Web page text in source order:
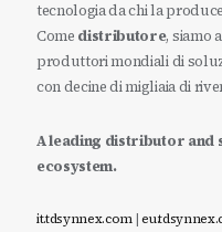
tecnologia da chi la
Come distributore, siamo
produttori mondiali di
con decine di migliaia di
A leading distributor and
ecosystem.
it.tdsynnex.com|